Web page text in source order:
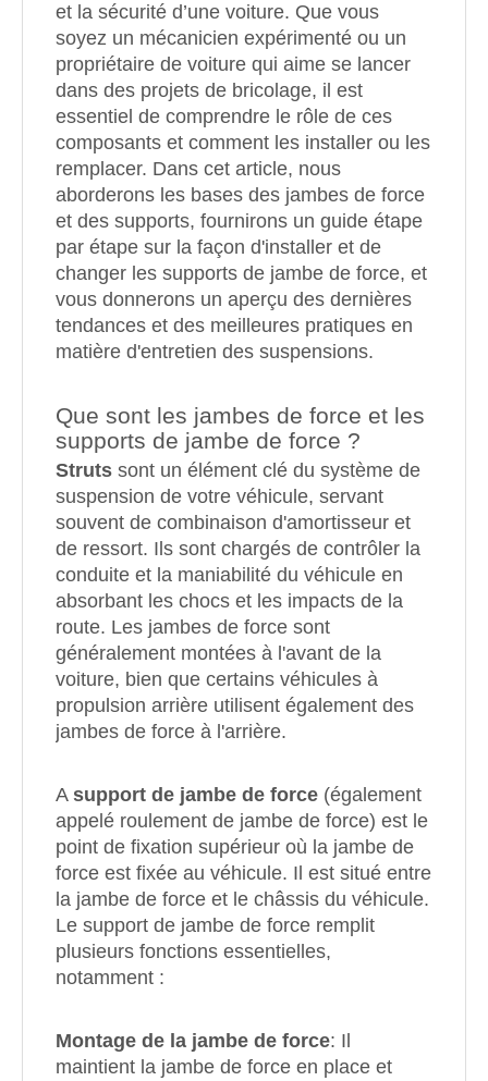
et la sécurité d’une voiture. Que vous
soyez un mécanicien expérimenté ou un
propriétaire de voiture qui aime se lancer
dans des projets de bricolage, il est
essentiel de comprendre le rôle de ces
composants et comment les installer ou les
remplacer. Dans cet article, nous
aborderons les bases des jambes de force
et des supports, fournirons un guide étape
par étape sur la façon d'installer et de
changer les supports de jambe de force, et
vous donnerons un aperçu des dernières
tendances et des meilleures pratiques en
matière d'entretien des suspensions.
Que sont les jambes de force et les
supports de jambe de force ?
Struts sont un élément clé du système de
suspension de votre véhicule, servant
souvent de combinaison d'amortisseur et
de ressort. Ils sont chargés de contrôler la
conduite et la maniabilité du véhicule en
absorbant les chocs et les impacts de la
route. Les jambes de force sont
généralement montées à l'avant de la
voiture, bien que certains véhicules à
propulsion arrière utilisent également des
jambes de force à l'arrière.
A support de jambe de force (également
appelé roulement de jambe de force) est le
point de fixation supérieur où la jambe de
force est fixée au véhicule. Il est situé entre
la jambe de force et le châssis du véhicule.
Le support de jambe de force remplit
plusieurs fonctions essentielles,
notamment :
Montage de la jambe de force: Il
maintient la jambe de force en place et